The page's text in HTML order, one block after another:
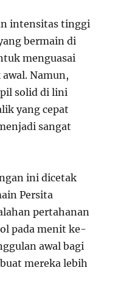
intensitas tinggi
bermain di
menguasai
Namun,
solid di lini
yang cepat
sangat
ini dicetak
Persita
pertahanan
pada menit ke-
awal bagi
mereka lebih